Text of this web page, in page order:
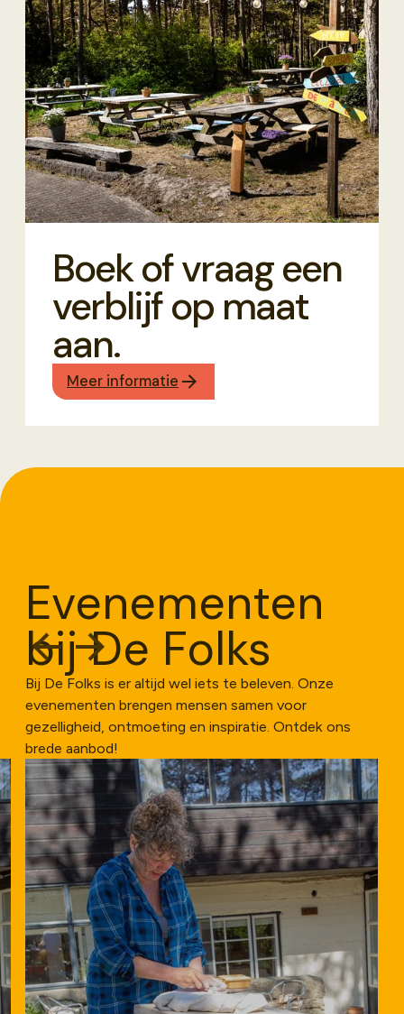
Boek of vraag een
verblijf op maat
aan.
Meer informatie
Evenementen
bij De Folks
Bij De Folks is er altijd wel iets te beleven. Onze
evenementen brengen mensen samen voor
gezelligheid, ontmoeting en inspiratie. Ontdek ons
brede aanbod!